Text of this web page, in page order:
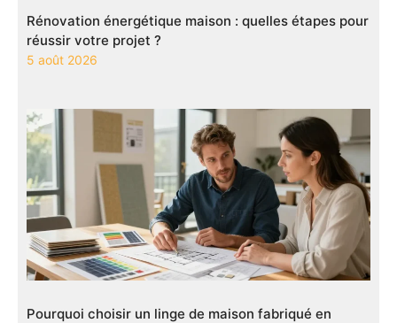
Rénovation énergétique maison : quelles étapes pour
réussir votre projet ?
5 août 2026
Pourquoi choisir un linge de maison fabriqué en